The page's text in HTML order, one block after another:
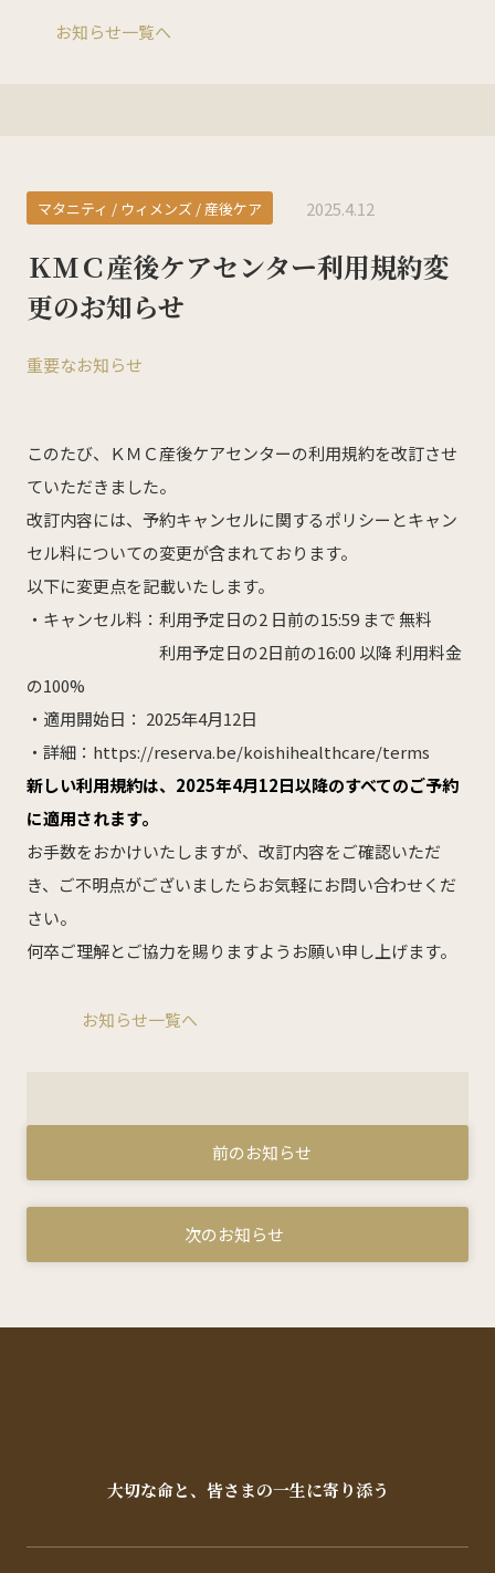
ご予約についてはこちら
ホーム
私たちについて
診療科目
産科 婦人科 小児科
医師紹介
産科・婦人科 小児科
オンライン診療
教室・イベント
クリニックブログ
インフォメーション
オフィシャルSNS
リクルート・採用情報
お知らせ一覧へ
マタニティ / ウィメンズ / 産後ケア 2025.4.12
ＫＭＣ産後ケアセンター利用規約変
更のお知らせ
重要なお知らせ
このたび、ＫＭＣ産後ケアセンターの利用規約を改訂させ
ていただきました。
改訂内容には、予約キャンセルに関するポリシーとキャン
セル料についての変更が含まれております。
以下に変更点を記載いたします。
・キャンセル料：利用予定日の2 日前の15:59 まで 無料
利用予定日の2日前の16:00 以降 利用料金
の100%
・適用開始日： 2025年4月12日
・詳細：https://reserva.be/koishihealthcare/terms
新しい利用規約は、2025年4月12日以降のすべてのご予約
に適用されます。
お手数をおかけいたしますが、改訂内容をご確認いただ
き、ご不明点がございましたらお気軽にお問い合わせくだ
さい。
何卒ご理解とご協力を賜りますようお願い申し上げます。
お知らせ一覧へ
前のお知らせ
次のお知らせ
大切な命と、皆さまの一生に寄り添う